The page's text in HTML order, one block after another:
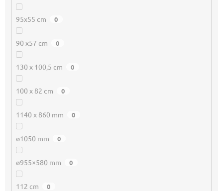
95x55 cm 0
90 x57 cm 0
130 x 100,5 cm 0
100 x 82 cm 0
1140 x 860 mm 0
ø1050 mm 0
ø955×580 mm 0
112 cm 0